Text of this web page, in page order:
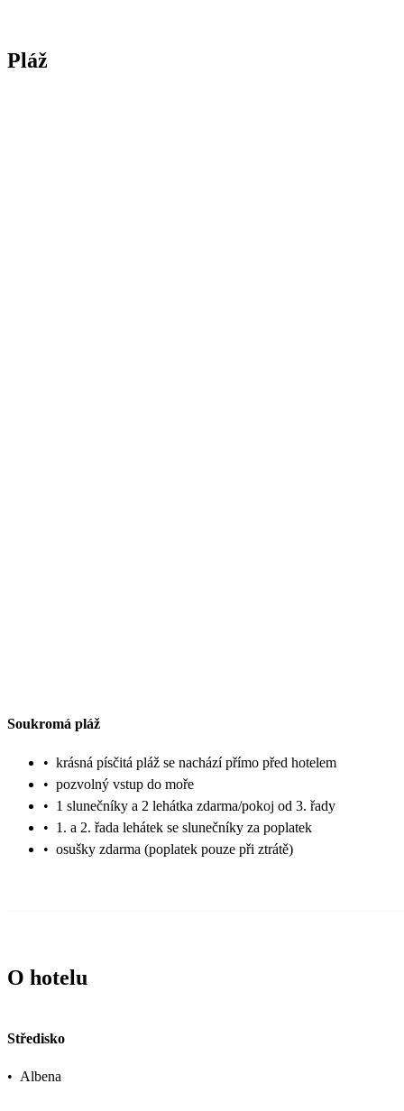
Pláž
Soukromá pláž
• krásná písčitá pláž se nachází přímo před hotelem
• pozvolný vstup do moře
• 1 slunečníky a 2 lehátka zdarma/pokoj od 3. řady
• 1. a 2. řada lehátek se slunečníky za poplatek
• osušky zdarma (poplatek pouze při ztrátě)
O hotelu
Středisko
• Albena